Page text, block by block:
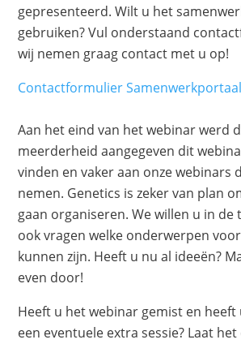
gepresenteerd. Wilt u het
gebruiken? Vul onderstaand
wij nemen graag contact met u op!
Contactformulier Samenwerkportaal
Aan het eind van het webinar werd
meerderheid aangegeven dit
vinden en vaker aan onze webinars
nemen. Genetics is zeker van plan
gaan organiseren. We willen u in de
ook vragen welke onderwerpen
kunnen zijn. Heeft u nu al ideeën?
even door!
Heeft u het webinar gemist en heeft
een eventuele extra sessie? Laat